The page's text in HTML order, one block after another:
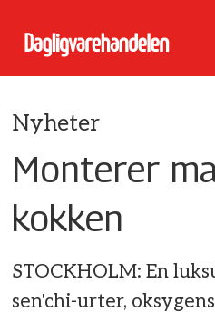
Nyheter
Monterer
kokken
STOCKHOLM: En
sen'chi-urter,